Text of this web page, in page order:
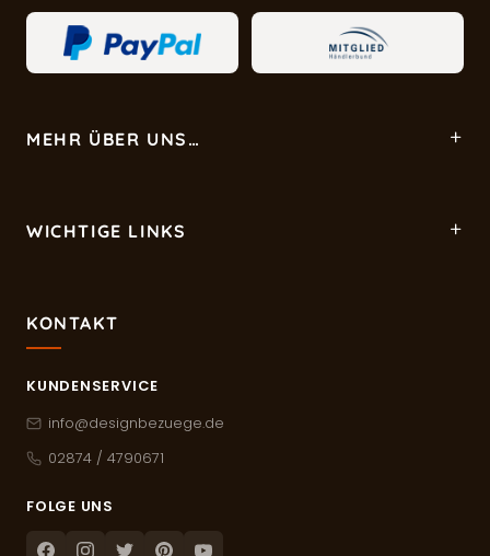
MEHR ÜBER UNS…
WICHTIGE LINKS
KONTAKT
KUNDENSERVICE
info@designbezuege.de
02874 / 4790671
FOLGE UNS